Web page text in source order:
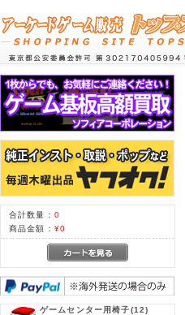
合計数量： 0
商品金額： ¥0
ゲームセンター用椅子(12)